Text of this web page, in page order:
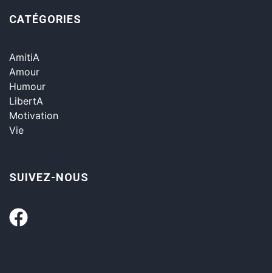
CATÉGORIES
AmitiA
Amour
Humour
LibertA
Motivation
Vie
SUIVEZ-NOUS